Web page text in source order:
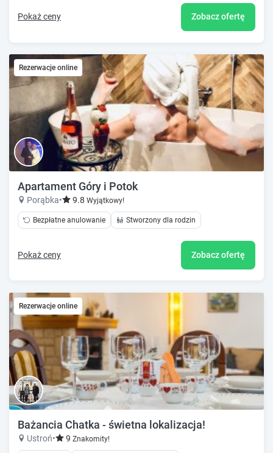
Pokaż ceny Zobacz ofertę
Rezerwacje online
Apartament Góry i Potok
Porąbka• 9.8 Wyjątkowy!
Bezpłatne anulowanie Stworzony dla rodzin
Pokaż ceny Zobacz ofertę
Rezerwacje online
Bażancia Chatka - świetna lokalizacja!
Ustroń• 9 Znakomity!